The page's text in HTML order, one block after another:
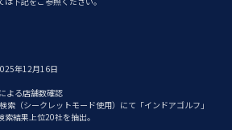
下記をご参照ください。
年12月16日
よる店舗数確認
索（シークレットモード使用）にて「インドアゴルフ」
索結果上位20社を抽出。